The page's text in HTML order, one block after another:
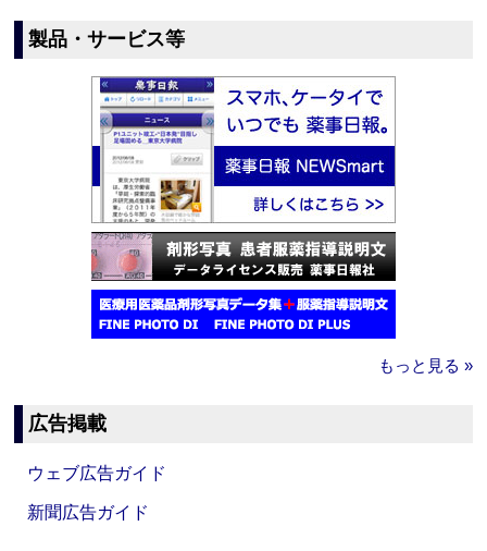
製品・サービス等
もっと見る »
広告掲載
ウェブ広告ガイド
新聞広告ガイド